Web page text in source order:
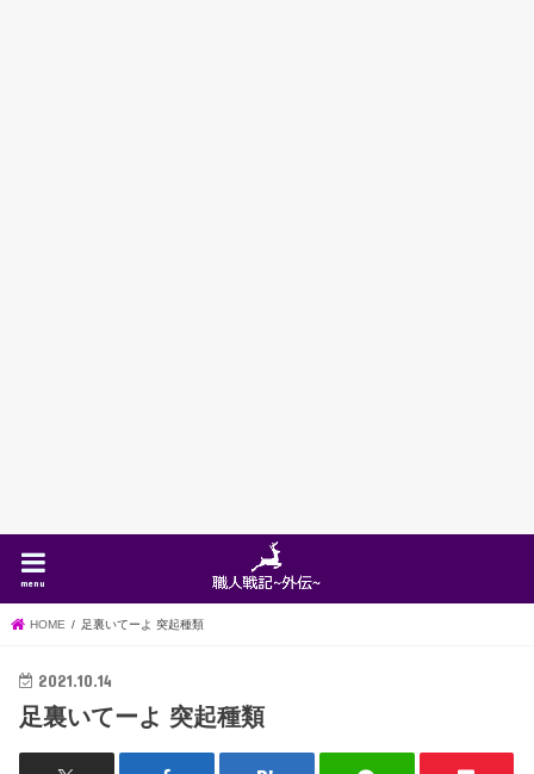
menu
HOME 足裏いてーよ 突起種類
2021.10.14
足裏いてーよ 突起種類